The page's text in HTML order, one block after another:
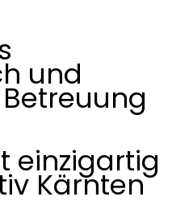
und
einzigartig
Kärnten